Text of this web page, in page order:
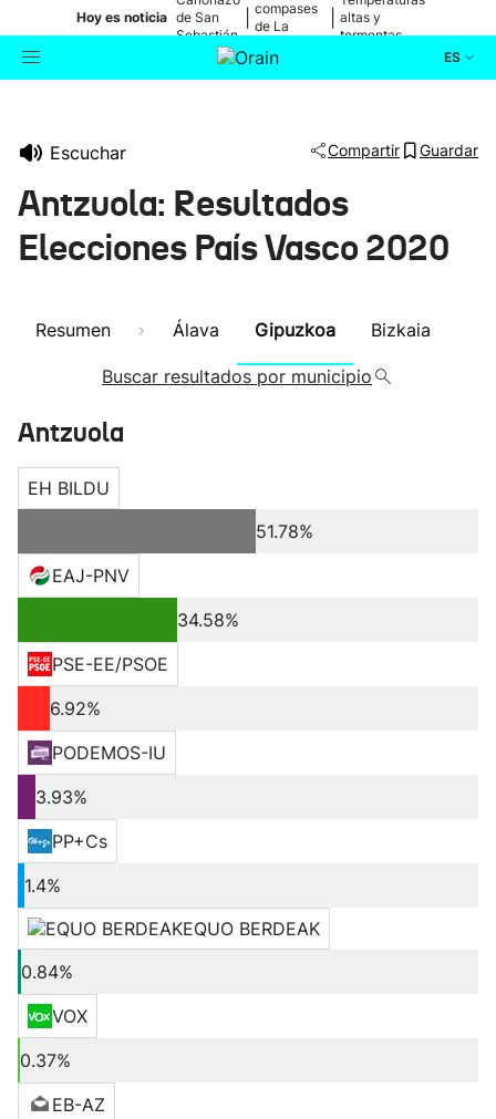
Hoy es noticia de San
Sebastián
compases
de La
altas y
tormentas
ES
Cultura
Escuchar Compartir Guardar
Antzuola: Resultados
Elecciones País Vasco 2020
Resumen Álava Gipuzkoa Bizkaia
Buscar resultados por municipio
Antzuola
EH BILDU
51.78%
EAJ-PNV
34.58%
PSE-EE/PSOE
6.92%
PODEMOS-IU
3.93%
PP+Cs
1.4%
EQUO BERDEAK
0.84%
VOX
0.37%
EB-AZ